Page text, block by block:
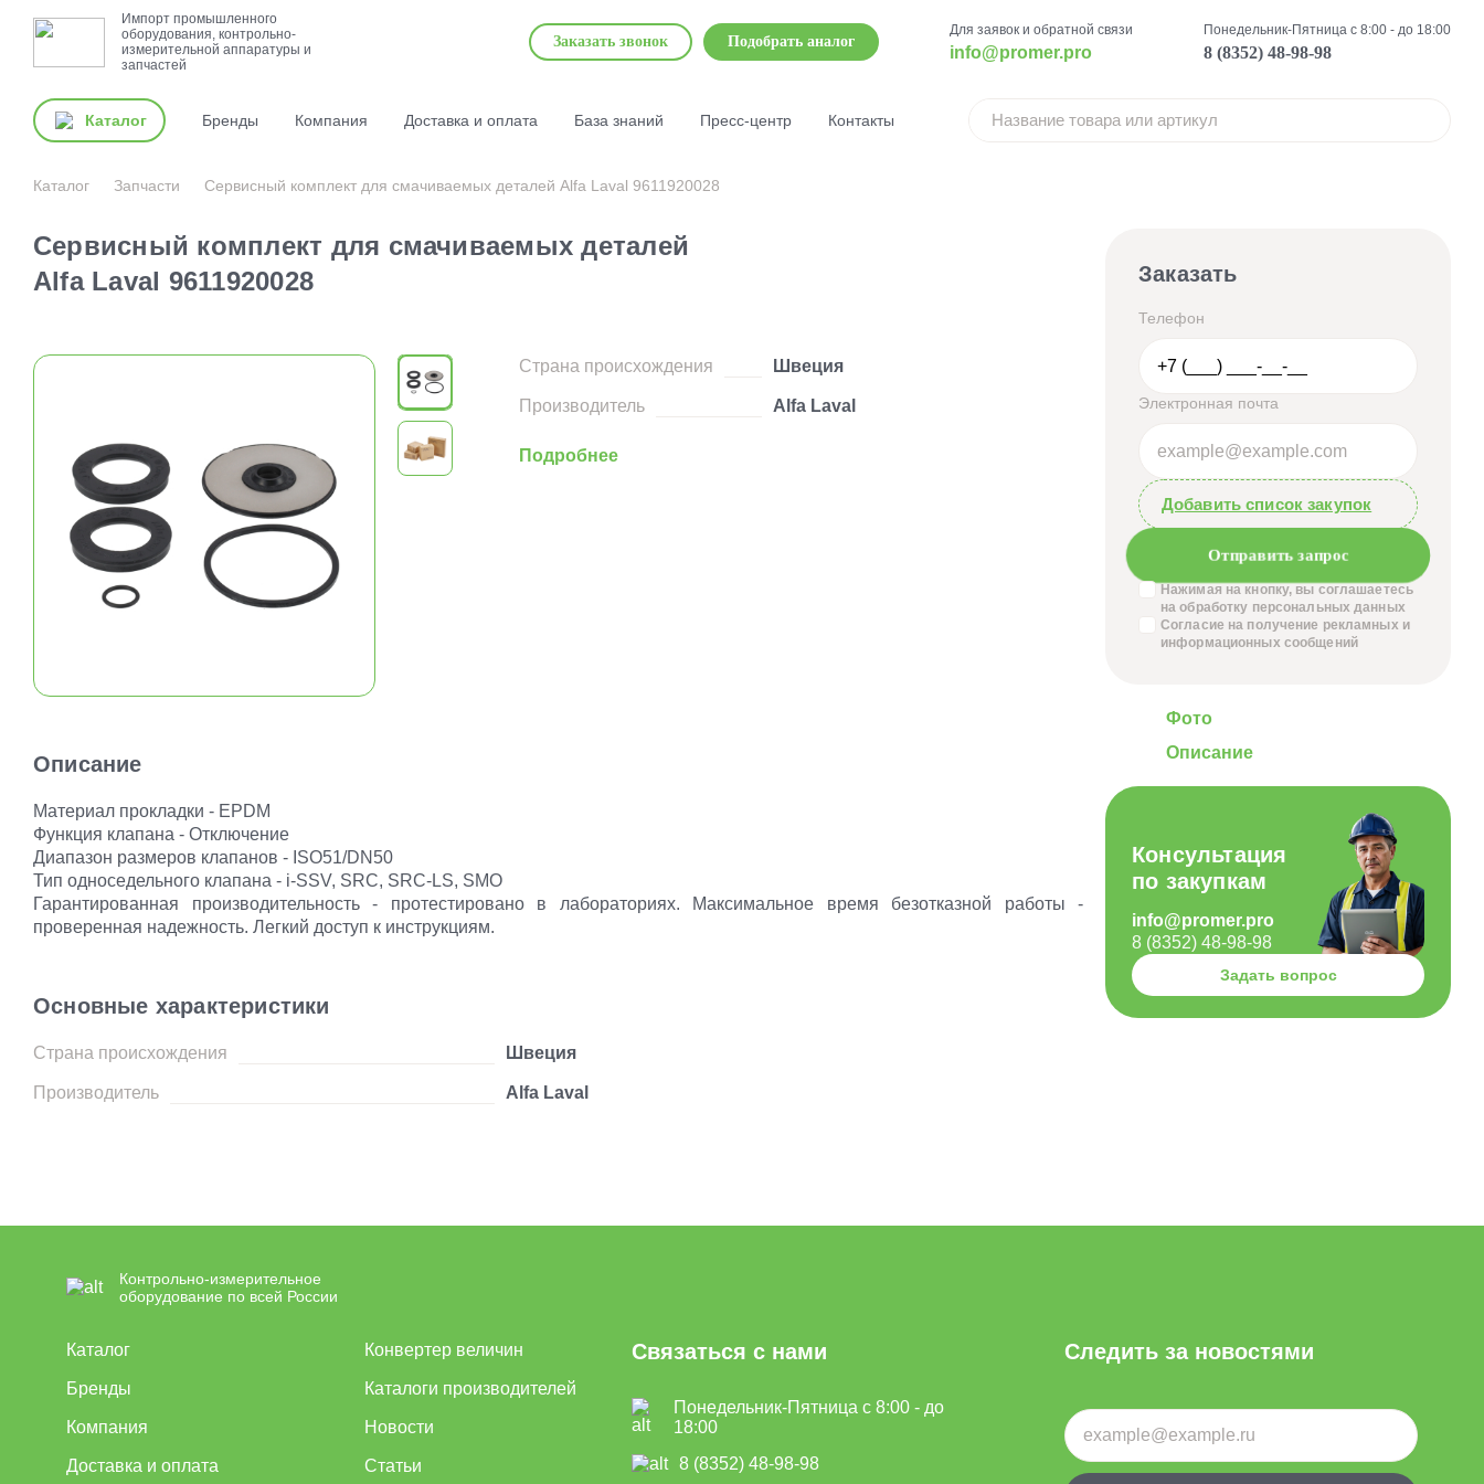
Импорт промышленного
оборудования, контрольно-
измерительной аппаратуры и
запчастей
Заказать звонок Подобрать аналог
Для заявок и обратной связи
info@promer.pro
Понедельник-Пятница с 8:00 - до 18:00
8 (8352) 48-98-98
Каталог Бренды Компания Доставка и оплата База знаний Пресс-центр Контакты
Каталог Запчасти Сервисный комплект для смачиваемых деталей Alfa Laval 9611920028
Сервисный комплект для смачиваемых деталей
Alfa Laval 9611920028
Страна происхождения Швеция
Производитель Alfa Laval
Подробнее
Описание
Материал прокладки - EPDM
Функция клапана - Отключение
Диапазон размеров клапанов - ISO51/DN50
Тип односедельного клапана - i-SSV, SRC, SRC-LS, SMO
Гарантированная производительность - протестировано в лабораториях. Максимальное время безотказной работы -
проверенная надежность. Легкий доступ к инструкциям.
Основные характеристики
Страна происхождения Швеция
Производитель Alfa Laval
Заказать
Телефон
Электронная почта
Добавить список закупок
Отправить запрос
Нажимая на кнопку, вы соглашаетесь
на обработку персональных данных
Согласие на получение рекламных и
информационных сообщений
Фото
Описание
Консультация
по закупкам
info@promer.pro
8 (8352) 48-98-98
Задать вопрос
Контрольно-измерительное
оборудование по всей России
Каталог
Бренды
Компания
Доставка и оплата
Конвертер величин
Каталоги производителей
Новости
Статьи
Связаться с нами
Понедельник-Пятница с 8:00 - до
18:00
8 (8352) 48-98-98
Следить за новостями